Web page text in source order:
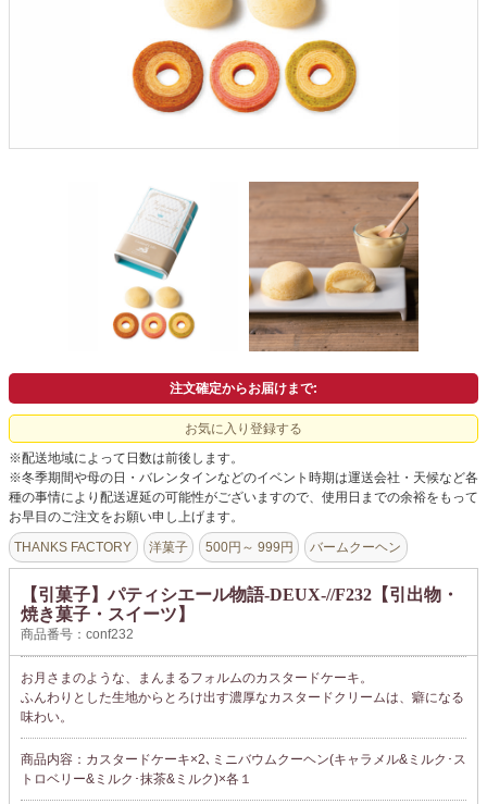
内祝い 出産祝い
ドメイン指定受信について
無料サンプル・資料請求
注文確定からお届けまで:
お気に入り登録する
※配送地域によって日数は前後します。
※冬季期間や母の日・バレンタインなどのイベント時期は運送会社・天候など各
種の事情により配送遅延の可能性がございますので、使用日までの余裕をもって
お早目のご注文をお願い申し上げます。
THANKS FACTORY 洋菓子 500円～ 999円 バームクーヘン
【引菓子】パティシエール物語-DEUX-//F232【引出物・
焼き菓子・スイーツ】
商品番号：conf232
お月さまのような、まんまるフォルムのカスタードケーキ。
ふんわりとした生地からとろけ出す濃厚なカスタードクリームは、癖になる
味わい。
商品内容：カスタードケーキ×2､ミニバウムクーヘン(キャラメル&ミルク･ス
トロベリー&ミルク･抹茶&ミルク)×各１